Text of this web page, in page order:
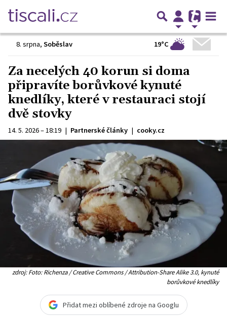
8. srpna, Soběslav 19°C
Za necelých 40 korun si doma
připravíte borůvkové kynuté
knedlíky, které v restauraci stojí
dvě stovky
14. 5. 2026 – 18:19 | Partnerské články | cooky.cz
zdroj: Foto: Richenza / Creative Commons / Attribution-Share Alike 3.0, kynuté
borůvkové knedlíky
Přidat mezi oblíbené zdroje na Googlu